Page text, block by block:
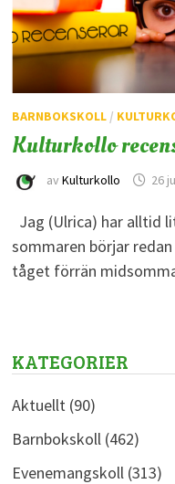
BARNBOKSKOLL/
Kulturkollo
av Kulturkollo 26
Jag (Ulrica) har alltid
sommaren börjar
tåget förrän
KATEGORIER
Aktuellt(90)
Barnbokskoll(462)
Evenemangskoll(313)